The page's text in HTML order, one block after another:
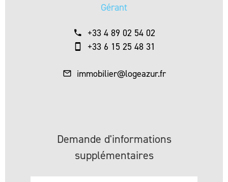
Gérant
+33 4 89 02 54 02
+33 6 15 25 48 31
immobilier@logeazur.fr
Demande d'informations
supplémentaires